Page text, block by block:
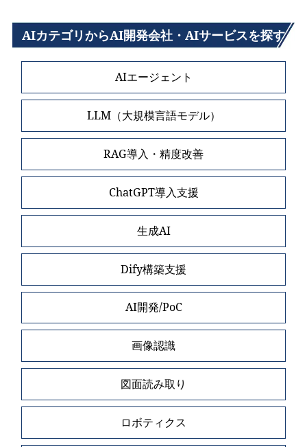
AIカテゴリからAI開発会社・AIサービスを探す
AIエージェント
LLM（大規模言語モデル）
RAG導入・精度改善
ChatGPT導入支援
生成AI
Dify構築支援
AI開発/PoC
画像認識
図面読み取り
ロボティクス